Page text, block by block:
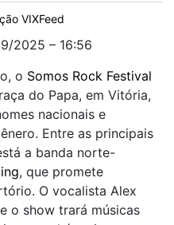
VIXFeed
2025 – 16:56
o Somos Rock Festival
do Papa, em Vitória,
nacionais e
Entre as principais
a banda norte-
, que promete
O vocalista Alex
o show trará músicas